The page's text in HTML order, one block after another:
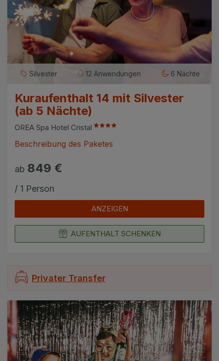
Silvester 12 Anwendungen 6 Nächte
Kuraufenthalt 14 mit Silvester
(ab 5 Nächte)
OREA Spa Hotel Cristal
Beschreibung des Paketes
ab 849 €
/ 1 Person
ANZEIGEN
AUFENTHALT SCHENKEN
Privater Transfer